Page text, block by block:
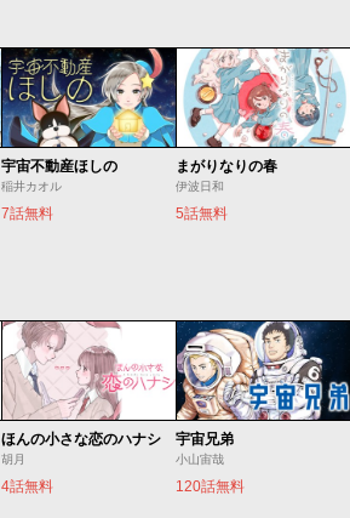
宇宙不動産ほしの
稲井カオル
7話無料
まがりなりの春
伊波日和
5話無料
ほんの小さな恋のハナシ
胡月
4話無料
宇宙兄弟
小山宙哉
120話無料